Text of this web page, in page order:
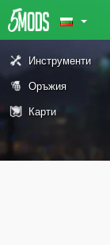
Инструменти
Оръжия
Карти